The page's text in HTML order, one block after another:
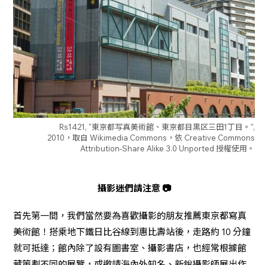
Rs1421, "東京都写真美術館、東京都目黒区三田1丁目。",
2010，取自 Wikimedia Commons，依 Creative Commons
Attribution-Share Alike 3.0 Unported 授權使用。
攝影迷們請注意 📷
首先第一間，我們當然要為喜歡攝影的朋友推薦東京都寫真
美術館！搭乘地下鐵日比谷線到惠比壽站後，走路約 10 分鐘
就可抵達；館內除了設有圖書室、攝影書店，也經常根據館